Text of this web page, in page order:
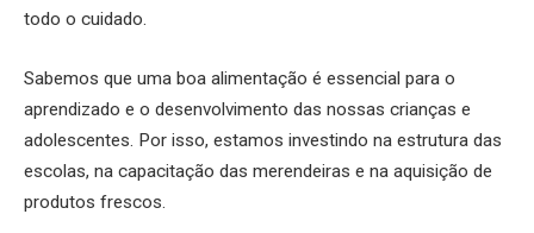
todo o cuidado.
Sabemos que uma boa alimentação é essencial para o
aprendizado e o desenvolvimento das nossas crianças e
adolescentes. Por isso, estamos investindo na estrutura das
escolas, na capacitação das merendeiras e na aquisição de
produtos frescos.